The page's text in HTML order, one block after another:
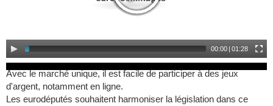
00:00 | 01:28
Avec le marché unique, il est facile de participer à des jeux
d'argent, notamment en ligne.
Les eurodéputés souhaitent harmoniser la législation dans ce